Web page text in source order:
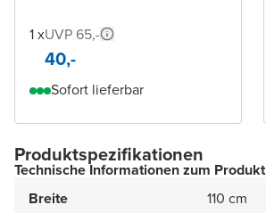
1 xUVP 65,-
40,-
Sofort lieferbar
Produktspezifikationen
Technische Informationen zum Produkt
Breite
110 cm